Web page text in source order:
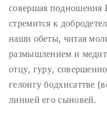
совершая
стремится к
наши обеты, читая
размышлением и
отцу, гуру,
гелонгу бодхисаттве
линией его сыновей.